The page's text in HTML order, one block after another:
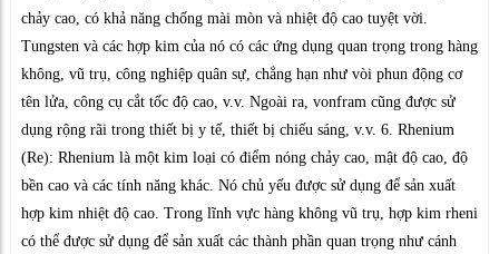
chảy cao, có khả năng chống mài mòn và nhiệt độ cao tuyệt vời.
Tungsten và các hợp kim của nó có các ứng dụng quan trọng trong hàng
không, vũ trụ, công nghiệp quân sự, chẳng hạn như vòi phun động cơ
tên lửa, công cụ cắt tốc độ cao, v.v. Ngoài ra, vonfram cũng được sử
dụng rộng rãi trong thiết bị y tế, thiết bị chiếu sáng, v.v. 6. Rhenium
(Re): Rhenium là một kim loại có điểm nóng chảy cao, mật độ cao, độ
bền cao và các tính năng khác. Nó chủ yếu được sử dụng để sản xuất
hợp kim nhiệt độ cao. Trong lĩnh vực hàng không vũ trụ, hợp kim rheni
có thể được sử dụng để sản xuất các thành phần quan trọng như cánh